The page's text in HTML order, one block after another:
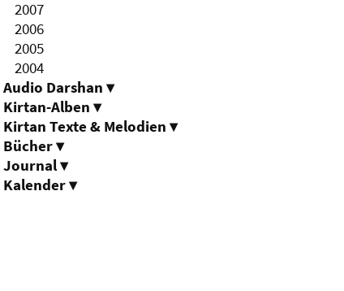
2007
2006
2005
2004
Audio Darshan▾
Kirtan-Alben▾
Kirtan Texte & Melodien▾
Bücher▾
Journal▾
Kalender▾